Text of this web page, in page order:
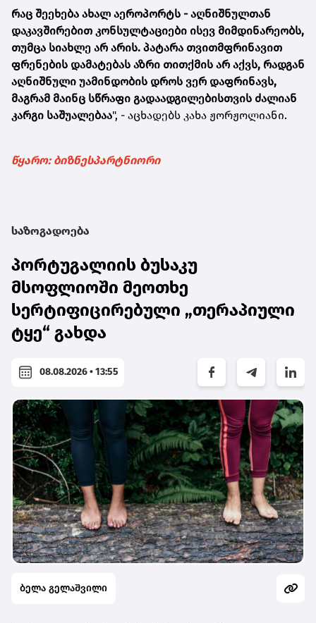
რაც შეეხება ახალ აეროპორტს - აღნიშნულთან
დაკავშირებით კონსულტაციები ისევ მიმდინარეობს,
თუმცა სიახლე არ არის. პატარა თვითმფრინავით
ფრენების დამატებას აზრი თითქმის არ აქვს, რადგან
აღნიშნული უამინდობის დროს ვერ დაფრინავს,
მაგრამ მაინც სწრაფი გადაადგილებისთვის ძალიან
კარგი საშუალებაა", - აცხადებს კახა ჟორჟოლიანი.
წყარო: ბიზნესპარტნიორი
საზოგადოება
პორტუგალიის ბუსაკუ
მსოფლიოში მეოთხე
სერტიფიცირებული „თერაპიული
ტყე“ გახდა
08.08.2026 • 13:55
ბელა გელაშვილი